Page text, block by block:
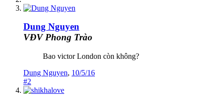
Dung Nguyen
VĐV Phong Trào
Bao victor London còn không?
Dung Nguyen, 10/5/16
#2